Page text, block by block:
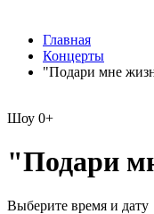
Главная
Концерты
"Подари мне
Шоу 0+
"Подари
Выберите время и дату